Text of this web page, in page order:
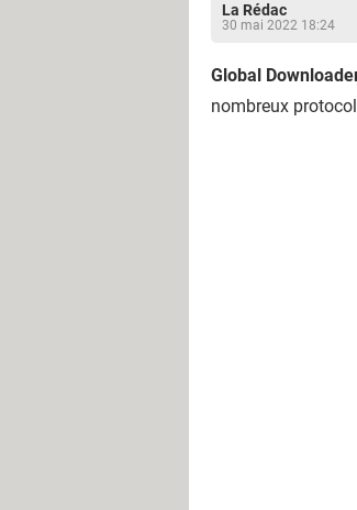
La Rédac
30 mai 2022 18:24
Global
nombreux